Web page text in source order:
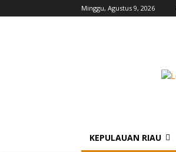
Minggu, Agustus 9, 2026
KEPULAUAN RIAU